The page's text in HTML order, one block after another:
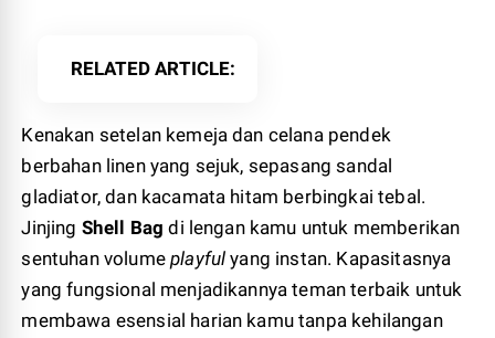
RELATED ARTICLE
Kenakan setelan kemeja dan celana pendek
berbahan linen yang sejuk, sepasang sandal
gladiator, dan kacamata hitam berbingkai tebal.
Jinjing Shell Bag di lengan kamu untuk memberikan
sentuhan volumeplayful yang instan. Kapasitasnya
yang fungsional menjadikannya teman terbaik untuk
membawa esensial harian kamu tanpa kehilangan